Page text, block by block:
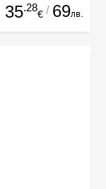
35.28
€ / 69лв.